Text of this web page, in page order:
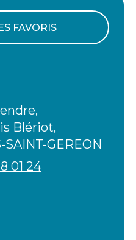
FAVORIS
Blériot,
SAINT-GEREON
01 24